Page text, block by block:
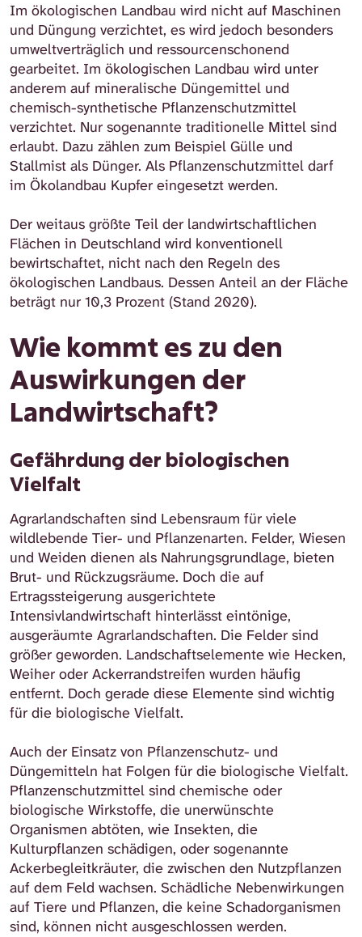
Im ökologischen Landbau wird nicht auf Maschinen
und Düngung verzichtet, es wird jedoch besonders
umweltverträglich und ressourcenschonend
gearbeitet. Im ökologischen Landbau wird unter
anderem auf mineralische Düngemittel und
chemisch-synthetische Pflanzenschutzmittel
verzichtet. Nur sogenannte traditionelle Mittel sind
erlaubt. Dazu zählen zum Beispiel Gülle und
Stallmist als Dünger. Als Pflanzenschutzmittel darf
im Ökolandbau Kupfer eingesetzt werden.
Der weitaus größte Teil der landwirtschaftlichen
Flächen in Deutschland wird konventionell
bewirtschaftet, nicht nach den Regeln des
ökologischen Landbaus. Dessen Anteil an der Fläche
beträgt nur 10,3 Prozent (Stand 2020).
Wie kommt es zu den
Auswirkungen der
Landwirtschaft?
Gefährdung der biologischen
Vielfalt
Agrarlandschaften sind Lebensraum für viele
wildlebende Tier- und Pflanzenarten. Felder, Wiesen
und Weiden dienen als Nahrungsgrundlage, bieten
Brut- und Rückzugsräume. Doch die auf
Ertragssteigerung ausgerichtete
Intensivlandwirtschaft hinterlässt eintönige,
ausgeräumte Agrarlandschaften. Die Felder sind
größer geworden. Landschaftselemente wie Hecken,
Weiher oder Ackerrandstreifen wurden häufig
entfernt. Doch gerade diese Elemente sind wichtig
für die biologische Vielfalt.
Auch der Einsatz von Pflanzenschutz- und
Düngemitteln hat Folgen für die biologische Vielfalt.
Pflanzenschutzmittel sind chemische oder
biologische Wirkstoffe, die unerwünschte
Organismen abtöten, wie Insekten, die
Kulturpflanzen schädigen, oder sogenannte
Ackerbegleitkräuter, die zwischen den Nutzpflanzen
auf dem Feld wachsen. Schädliche Nebenwirkungen
auf Tiere und Pflanzen, die keine Schadorganismen
sind, können nicht ausgeschlossen werden.